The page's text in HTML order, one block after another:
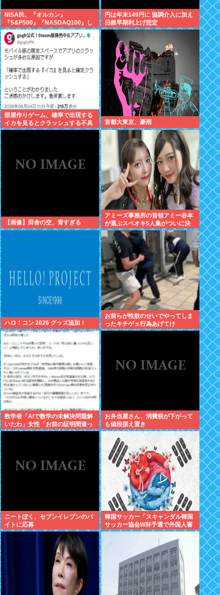
NISA民、『オルカン』
『S&P500』『NASDAQ100』し
か買わない
円は年末149円に 協調介入に加え
日銀早期利上げ想定
部屋作りゲーム、確率で出現する
イカを見るとクラッシュする不具
合が発生
首都大東京、豪雨
【画像】田舎の空、青すぎる
アミーズ事務所の首領アミー谷本
が選ぶスペオキ5人集がついに決
定してしまう
ハロ！コン 2026 グッズ追加！
お前らが性欲のせいでやってしま
ったキチゲェ行為あげてけ
数学者「AIで数学の未解決問題解
いたわ」女性「お前の証明間違っ
てるやん」数学者「内容デタラメ
お弁当屋さん、消費税が下がって
も値段据え置き
ニートぼく、セブンイレブンのバ
イトに応募
韓国サッカー「スキャンダル韓国
サッカー協会W杯予選で外国人審
判に性接待したことが発覚！」